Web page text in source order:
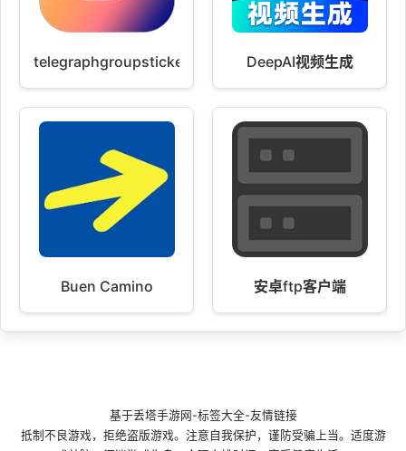
telegraphgroupsticker DeepAI视频生成
Buen Camino 安卓ftp客户端
基于丢塔手游网 -标签大全-友情链接
抵制不良游戏，拒绝盗版游戏。注意自我保护，谨防受骗上当。适度游